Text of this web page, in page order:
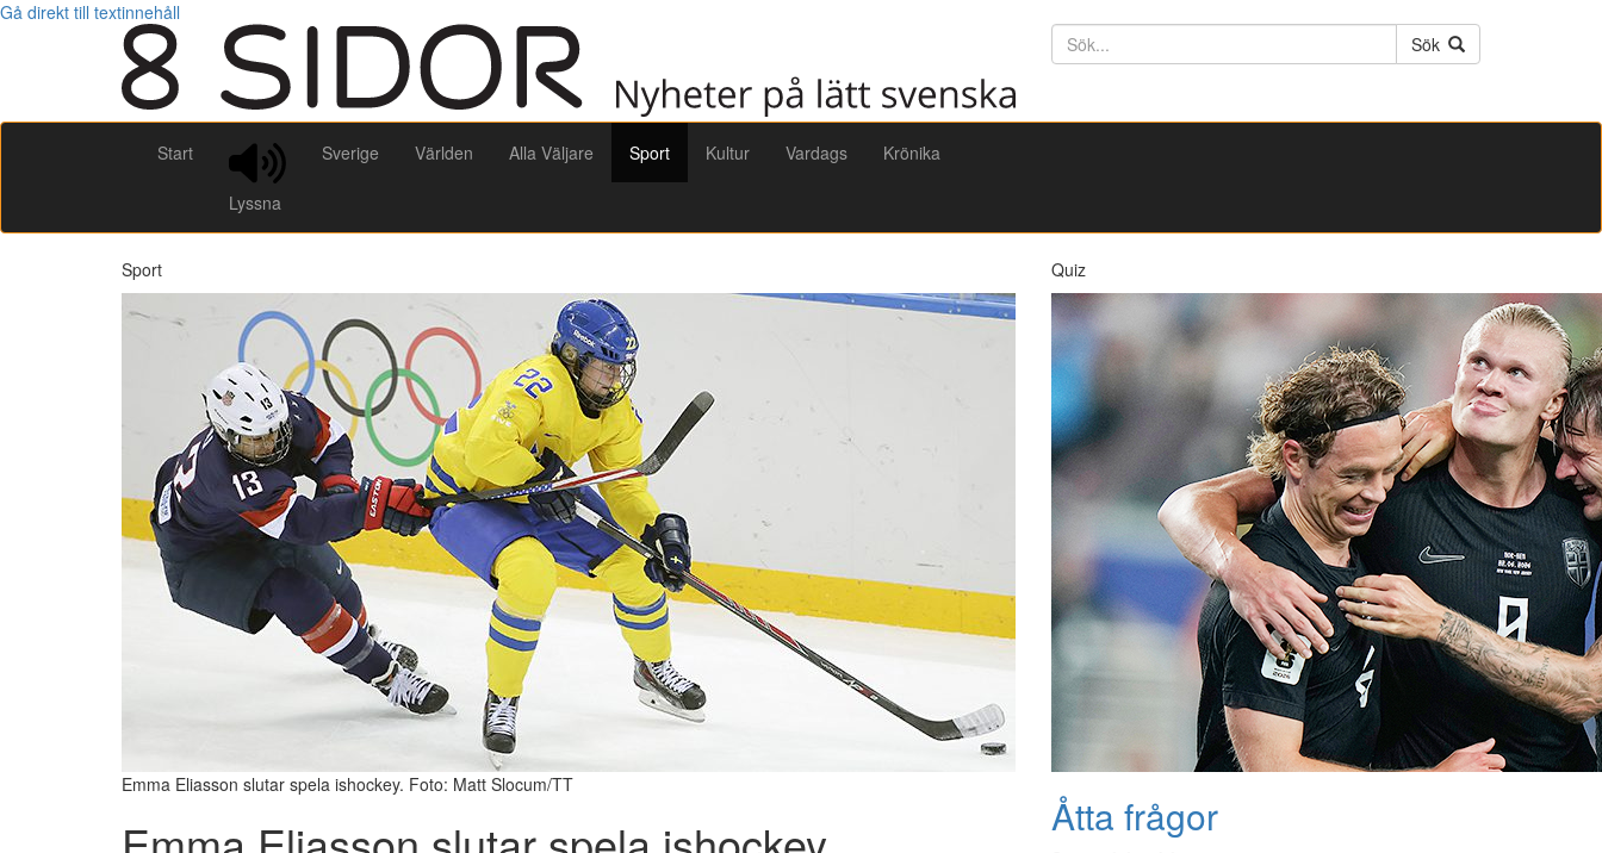
Gå direkt till textinnehåll
Söktext
Sök
Start
Lyssna
Sverige Världen Alla Väljare Sport Kultur Vardags Krönika
Sport
Emma Eliasson slutar spela ishockey. Foto: Matt Slocum/TT
Quiz
Åtta frågor